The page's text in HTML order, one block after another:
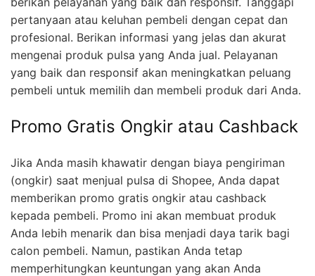
pertanyaan atau keluhan pembeli dengan cepat dan
profesional. Berikan informasi yang jelas dan akurat
mengenai produk pulsa yang Anda jual. Pelayanan
yang baik dan responsif akan meningkatkan peluang
pembeli untuk memilih dan membeli produk dari Anda.
Promo Gratis Ongkir atau Cashback
Jika Anda masih khawatir dengan biaya pengiriman
(ongkir) saat menjual pulsa di Shopee, Anda dapat
memberikan promo gratis ongkir atau cashback
kepada pembeli. Promo ini akan membuat produk
Anda lebih menarik dan bisa menjadi daya tarik bagi
calon pembeli. Namun, pastikan Anda tetap
memperhitungkan keuntungan yang akan Anda